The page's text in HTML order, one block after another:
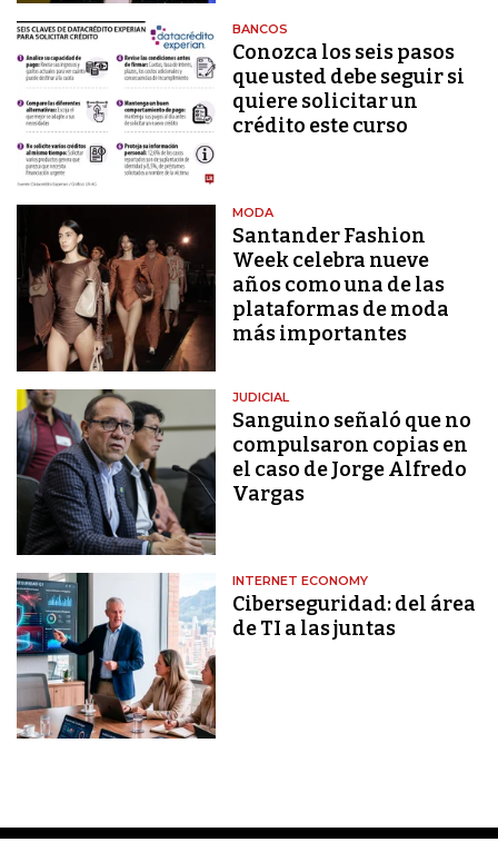
BANCOS
Conozca los seis pasos
que usted debe seguir si
quiere solicitar un
crédito este curso
MODA
Santander Fashion
Week celebra nueve
años como una de las
plataformas de moda
más importantes
JUDICIAL
Sanguino señaló que no
compulsaron copias en
el caso de Jorge Alfredo
Vargas
INTERNET ECONOMY
Ciberseguridad: del área
de TI a las juntas